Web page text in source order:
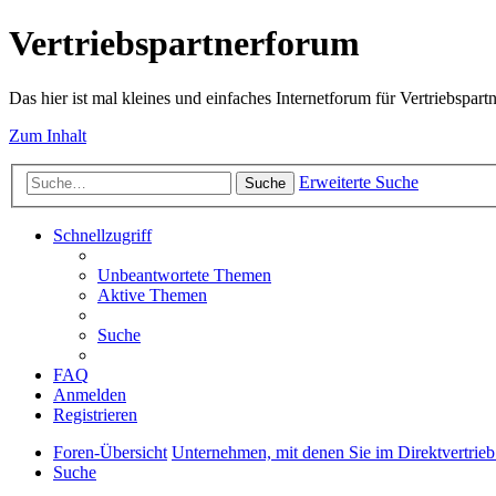
Vertriebspartnerforum
Das hier ist mal kleines und einfaches Internetforum für
Zum Inhalt
Suche Erweiterte Suche
Schnellzugriff
Unbeantwortete Themen
Aktive Themen
Suche
FAQ
Anmelden
Registrieren
Foren-Übersicht Unternehmen, mit denen Sie im
Suche